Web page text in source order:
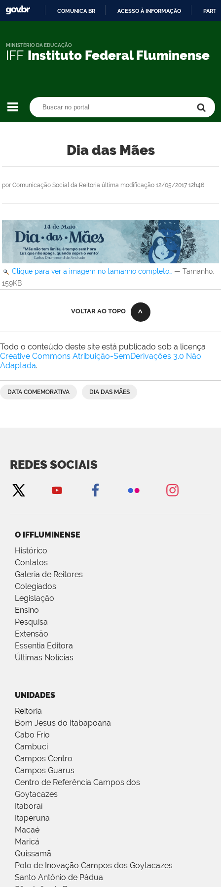
CONTEÚDO
COMUNICA BR ACESSO À INFORMAÇÃO
IFF Instituto Federal Fluminense
MINISTÉRIO DA EDUCAÇÃO
Dia das Mães
por Comunicação Social da Reitoria última modificação 12/05/2017 12h46
Clique para ver a imagem no tamanho completo… — Tamanho:
159KB
VOLTAR AO TOPO
Todo o conteúdo deste site está publicado sob a licença
Creative Commons Atribuição-SemDerivações 3.0 Não
Adaptada.
DATA COMEMORATIVA DIA DAS MÃES
REDES SOCIAIS
O IFFLUMINENSE
Histórico
Contatos
Galeria de Reitores
Colegiados
Legislação
Ensino
Pesquisa
Extensão
Essentia Editora
Últimas Notícias
UNIDADES
Reitoria
Bom Jesus do Itabapoana
Cabo Frio
Cambuci
Campos Centro
Campos Guarus
Centro de Referência Campos dos
Goytacazes
Itaboraí
Itaperuna
Macaé
Maricá
Quissamã
Polo de Inovação Campos dos Goytacazes
Santo Antônio de Pádua